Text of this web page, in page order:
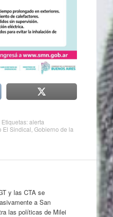
. Etiquetas:alerta
El Sindical Gobierno de la
y las CTA se
a San
las políticas de Milei